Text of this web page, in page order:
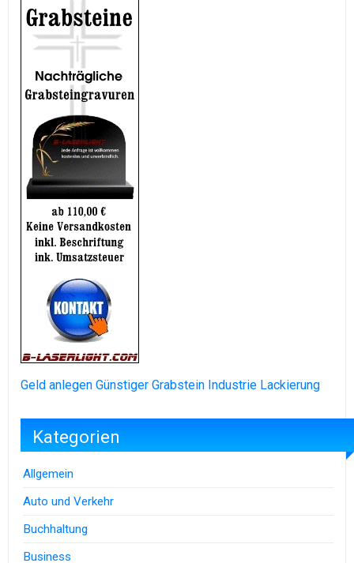
Geld anlegen Günstiger Grabstein Industrie Lackierung
Kategorien
Allgemein
Auto und Verkehr
Buchhaltung
Business